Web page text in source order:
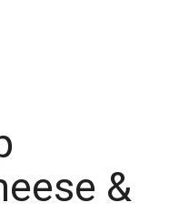
&